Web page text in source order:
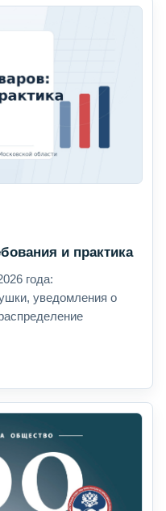
и практика
года:
уведомления о